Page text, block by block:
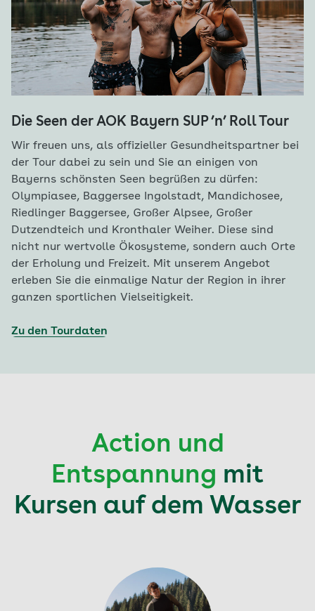
Die Seen der AOK Bayern SUP ’n’ Roll Tour
Wir freuen uns, als offizieller Gesundheitspartner bei
der Tour dabei zu sein und Sie an einigen von
Bayerns schönsten Seen begrüßen zu dürfen:
Olympiasee, Baggersee Ingolstadt, Mandichosee,
Riedlinger Baggersee, Großer Alpsee, Großer
Dutzendteich und Kronthaler Weiher. Diese sind
nicht nur wertvolle Ökosysteme, sondern auch Orte
der Erholung und Freizeit. Mit unserem Angebot
erleben Sie die einmalige Natur der Region in ihrer
ganzen sportlichen Vielseitigkeit.
Zu den Tourdaten
Action und
Entspannung mit
Kursen auf dem Wasser